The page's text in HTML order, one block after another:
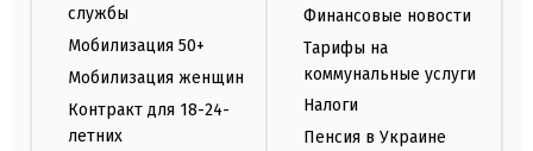
службы
Мобилизация 50+
Мобилизация женщин
Контракт для 18-24-
летних
Финансовые новости
Тарифы на
коммунальные услуги
Налоги
Пенсия в Украине